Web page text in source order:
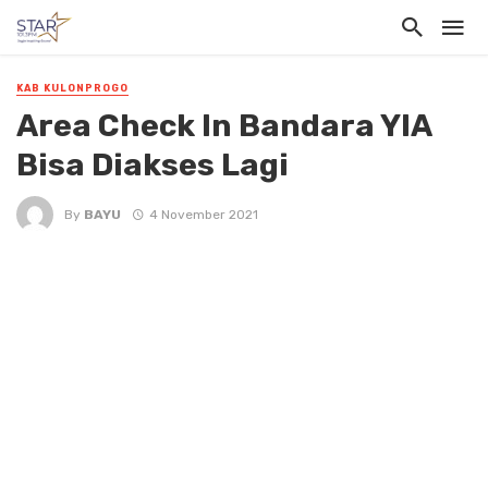
KAB KULONPROGO
Area Check In Bandara YIA
Bisa Diakses Lagi
By BAYU 4 November 2021